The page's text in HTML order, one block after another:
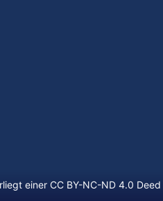
einer CC BY-NC-ND 4.0 Deed